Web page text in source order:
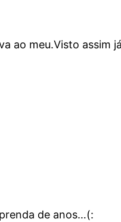
ao meu.Visto assim
de anos…(: